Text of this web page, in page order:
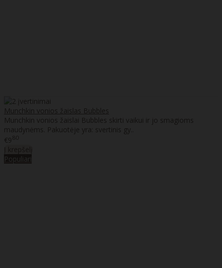
Munchkin vonios žaislas Bubbles
Munchkin vonios žaislai Bubbles skirti vaikui ir jo smagioms
maudynėms. Pakuotėje yra: svertinis gy..
€980
Populiari